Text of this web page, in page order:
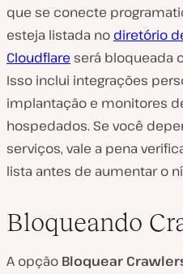
que se conecte
esteja listada no diretório
Cloudflare será bloqueada
Isso inclui integrações
implantação e monitores
hospedados. Se você
serviços, vale a pena
lista antes de aumentar o
Bloqueando
A opção Bloquear